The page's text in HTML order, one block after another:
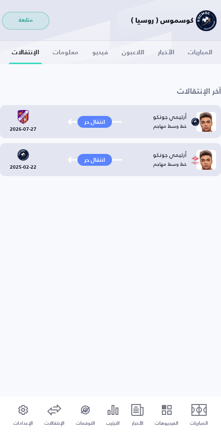
كوسموس ( روسيا ) متابعة
المباريات الأخبار اللاعبون فيديو معلومات الإنتقالات
آخر الإنتقالات
أرتيمي جونكو
خط وسط مهاجم انتقال حر
2026-07-27
أرتيمي جونكو
خط وسط مهاجم انتقال حر
2025-02-22
المباريات الفيديوهات الأخبار الترتيب التوقعات الإنتقالات الإعدادات